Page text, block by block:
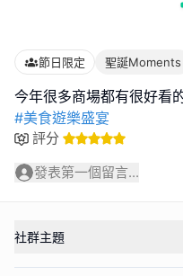
節日限定 聖誕Moments
#美食遊樂盛宴
評分
發表第一個留言...
社群主題